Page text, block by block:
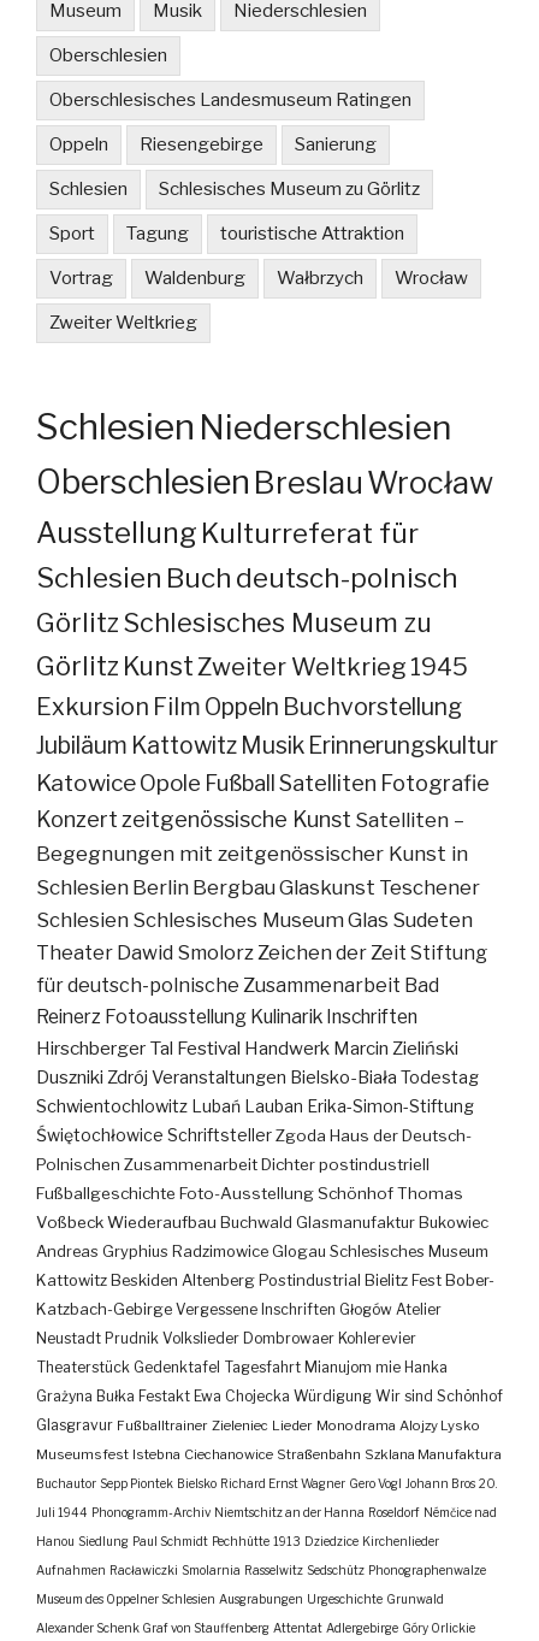
Museum Musik Niederschlesien
Oberschlesien
Oberschlesisches Landesmuseum Ratingen
Oppeln Riesengebirge Sanierung
Schlesien Schlesisches Museum zu Görlitz
Sport Tagung touristische Attraktion
Vortrag Waldenburg Wałbrzych Wrocław
Zweiter Weltkrieg
Schlesien Niederschlesien
Oberschlesien Breslau Wrocław
Ausstellung Kulturreferat für
Schlesien Buch deutsch-polnisch
GörlitzSchlesisches Museum zu
Görlitz KunstZweiter Weltkrieg 1945
Exkursion Film Oppeln Buchvorstellung
Jubiläum Kattowitz Musik Erinnerungskultur
KatowiceOpole FußballSatelliten Fotografie
Konzertzeitgenössische Kunst Satelliten –
Begegnungen mit zeitgenössischer Kunst in
Schlesien Berlin BergbauGlaskunst Teschener
Schlesien Schlesisches MuseumGlas Sudeten
Theater Dawid SmolorzZeichen der Zeit Stiftung
für deutsch-polnische Zusammenarbeit Bad
Reinerz Fotoausstellung Kulinarik Inschriften
Hirschberger Tal Festival Handwerk Marcin Zieliński
Duszniki Zdrój Veranstaltungen Bielsko-Biała Todestag
Schwientochlowitz Lubań Lauban Erika-Simon-Stiftung
Świętochłowice SchriftstellerZgoda Haus der Deutsch-
Polnischen ZusammenarbeitDichterpostindustriell
Fußballgeschichte Foto-AusstellungSchönhofThomas
VoßbeckWiederaufbau Buchwald Glasmanufaktur Bukowiec
Andreas Gryphius Radzimowice Glogau Schlesisches Museum
Kattowitz Beskiden Altenberg Postindustrial Bielitz Fest Bober-
Katzbach-Gebirge Vergessene Inschriften Głogów Atelier
Neustadt Prudnik Volkslieder Dombrowaer Kohlerevier
Theaterstück Gedenktafel Tagesfahrt Mianujom mie Hanka
Grażyna Bułka Festakt Ewa Chojecka Würdigung Wir sind Schönhof
Glasgravur Fußballtrainer Zieleniec Lieder Monodrama Alojzy Lysko
Museumsfest Istebna Ciechanowice Straßenbahn Szklana Manufaktura
Buchautor Sepp Piontek Bielsko Richard Ernst Wagner Gero Vogl Johann Bros 20.
Juli 1944 Phonogramm-Archiv Niemtschitz an der Hanna Roseldorf Némčice nad
Hanou Siedlung Paul Schmidt Pechhütte 1913 Dziedzice Kirchenlieder
Aufnahmen Racławiczki Smolarnia Rasselwitz Sedschütz Phonographenwalze
Museum des Oppelner Schlesien Ausgrabungen Urgeschichte Grunwald
Alexander Schenk Graf von Stauffenberg Attentat Adlergebirge Góry Orlickie